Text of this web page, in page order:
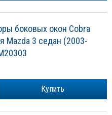
боковых окон Cobra
Mazda 3 седан (2003-
Купить